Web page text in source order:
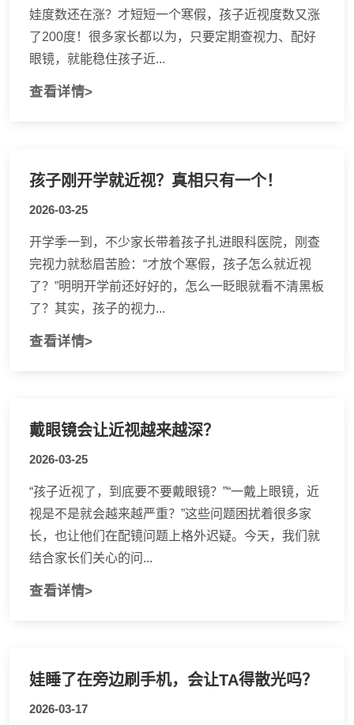
娃度数还在涨？才短短一个寒假，孩子近视度数又涨
了200度！很多家长都以为，只要定期查视力、配好
眼镜，就能稳住孩子近...
查看详情>
孩子刚开学就近视？真相只有一个！
2026-03-25
开学季一到，不少家长带着孩子扎进眼科医院，刚查
完视力就愁眉苦脸：“才放个寒假，孩子怎么就近视
了？”明明开学前还好好的，怎么一眨眼就看不清黑板
了？其实，孩子的视力...
查看详情>
戴眼镜会让近视越来越深？
2026-03-25
“孩子近视了，到底要不要戴眼镜？”“一戴上眼镜，近
视是不是就会越来越严重？”这些问题困扰着很多家
长，也让他们在配镜问题上格外迟疑。今天，我们就
结合家长们关心的问...
查看详情>
娃睡了在旁边刷手机，会让TA得散光吗？
2026-03-17